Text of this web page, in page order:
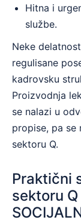
Hitna i
službe.
Neke
regulisane
kadrovsku
Proizvodnja
se nalazi u
propise, pa se
sektoru Q.
Praktični
sektoru Q